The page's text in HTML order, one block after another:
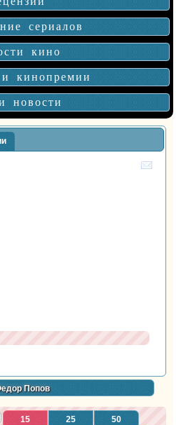
сериалов
кино
кинопремии
новости
Попов
15 25
50